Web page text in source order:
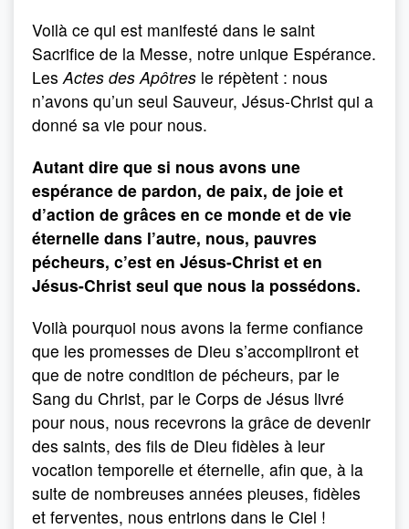
Voilà ce qui est manifesté dans le saint
Sacrifice de la Messe, notre unique Espérance.
Les Actes des Apôtres le répètent : nous
n’avons qu’un seul Sauveur, Jésus-Christ qui a
donné sa vie pour nous.
Autant dire que si nous avons une
espérance de pardon, de paix, de joie et
d’action de grâces en ce monde et de vie
éternelle dans l’autre, nous, pauvres
pécheurs, c’est en Jésus-Christ et en
Jésus-Christ seul que nous la possédons.
Voilà pourquoi nous avons la ferme confiance
que les promesses de Dieu s’accompliront et
que de notre condition de pécheurs, par le
Sang du Christ, par le Corps de Jésus livré
pour nous, nous recevrons la grâce de devenir
des saints, des fils de Dieu fidèles à leur
vocation temporelle et éternelle, afin que, à la
suite de nombreuses années pieuses, fidèles
et ferventes, nous entrions dans le Ciel !